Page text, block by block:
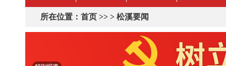
所在位置： 首页 >> > 松溪要闻